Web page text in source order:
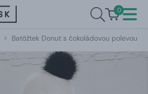
0
Batôžtek Donut s čokoládovou polevou